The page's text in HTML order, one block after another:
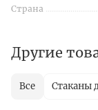
Страна
Другие
Все Стаканы